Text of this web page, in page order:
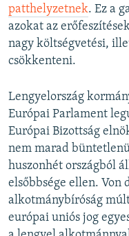
patthelyzetnek. Ez a
azokat az
nagy költségvetési,
csökkenteni.
Lengyelország
Európai Parlament
Európai Bizottság
nem marad
huszonhét országból
elsőbbsége ellen. Von
alkotmánybíróság
európai uniós jog